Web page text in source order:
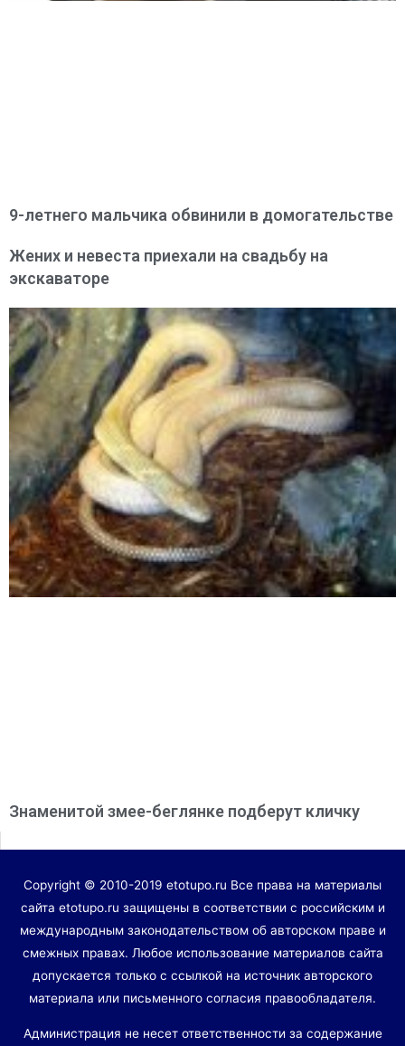
9-летнего мальчика обвинили в домогательстве
Жених и невеста приехали на свадьбу на
экскаваторе
Знаменитой змее-беглянке подберут кличку
Copyright © 2010-2019 etotupo.ru Все права на материалы
сайта etotupo.ru защищены в соответствии с российским и
международным законодательством об авторском праве и
смежных правах. Любое использование материалов сайта
допускается только с ссылкой на источник авторского
материала или письменного согласия правообладателя.
Администрация не несет ответственности за содержание